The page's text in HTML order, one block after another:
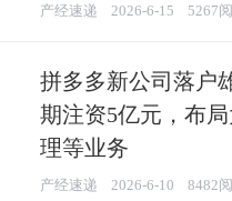
产经速递 2026-6-15 5267
拼多多新公司落户
期注资5亿元，布
理等业务
产经速递 2026-6-10 8482